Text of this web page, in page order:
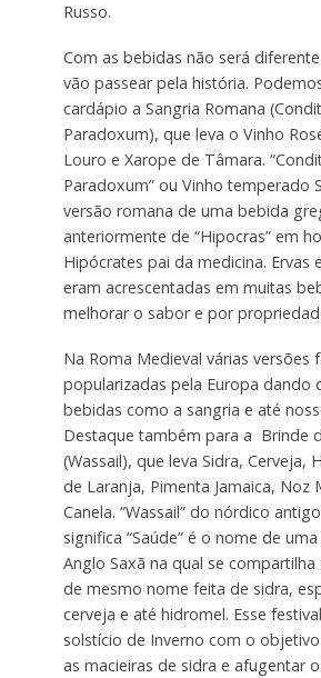
Russo.
Com as bebidas não será
vão passear pela história.
cardápio a Sangria Romana
Paradoxum), que leva o Vinho
Louro e Xarope de Tâmara.
Paradoxum” ou Vinho temperado
versão romana de uma bebida
anteriormente de “Hipocras” em
Hipócrates pai da medicina. Ervas
eram acrescentadas em muitas
melhorar o sabor e por
Na Roma Medieval várias versões
popularizadas pela Europa dando
bebidas como a sangria e até
Destaque também para a Brinde
(Wassail), que leva Sidra, Cerveja,
de Laranja, Pimenta Jamaica, Noz
Canela. “Wassail” do nórdico
significa “Saúde” é o nome de
Anglo Saxã na qual se
de mesmo nome feita de sidra,
cerveja e até hidromel. Esse
solstício de Inverno com o
as macieiras de sidra e afugentar